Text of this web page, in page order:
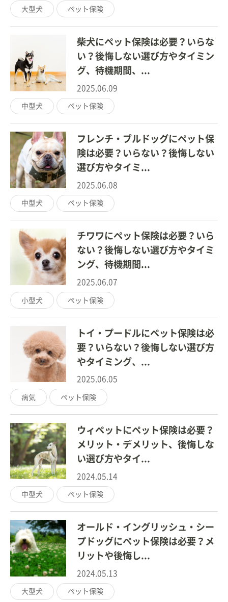
大型犬 ペット保険
柴犬にペット保険は必要？いらな
い？後悔しない選び方やタイミン
グ、待機期間、...
2025.06.09
中型犬 ペット保険
フレンチ・ブルドッグにペット保
険は必要？いらない？後悔しない
選び方やタイミ...
2025.06.08
中型犬 ペット保険
チワワにペット保険は必要？いら
ない？後悔しない選び方やタイミ
ング、待機期間...
2025.06.07
小型犬 ペット保険
トイ・プードルにペット保険は必
要？いらない？後悔しない選び方
やタイミング、...
2025.06.05
病気 ペット保険
ウィペットにペット保険は必要？
メリット・デメリット、後悔しな
い選び方やタイ...
2024.05.14
中型犬 ペット保険
オールド・イングリッシュ・シー
プドッグにペット保険は必要？メ
リットや後悔し...
2024.05.13
大型犬 ペット保険